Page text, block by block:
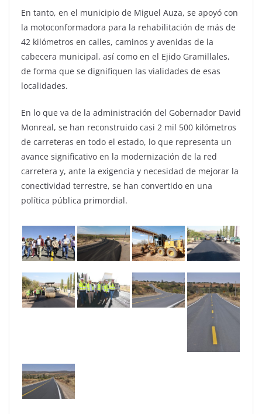
En tanto, en el municipio de Miguel Auza, se apoyó con
la motoconformadora para la rehabilitación de más de
42 kilómetros en calles, caminos y avenidas de la
cabecera municipal, así como en el Ejido Gramillales,
de forma que se dignifiquen las vialidades de esas
localidades.
En lo que va de la administración del Gobernador David
Monreal, se han reconstruido casi 2 mil 500 kilómetros
de carreteras en todo el estado, lo que representa un
avance significativo en la modernización de la red
carretera y, ante la exigencia y necesidad de mejorar la
conectividad terrestre, se han convertido en una
política pública primordial.